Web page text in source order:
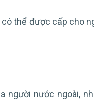
thể được cấp cho
người nước ngoài,